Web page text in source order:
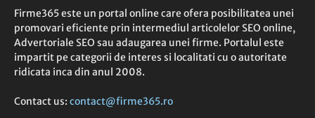
Firme365 este un portal online care ofera posibilitatea unei
promovari eficiente prin intermediul articolelor SEO online,
Advertoriale SEO sau adaugarea unei firme. Portalul este
impartit pe categorii de interes si localitati cu o autoritate
ridicata inca din anul 2008.
Contact us: contact@firme365.ro